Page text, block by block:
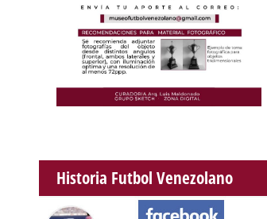
Historia Futbol Venezolano